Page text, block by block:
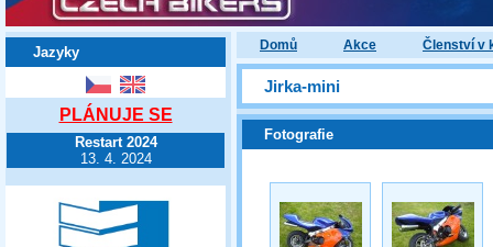
Domů Akce Členství v
Jazyky
PLÁNUJE SE
Restart 2024
13. 4. 2024
Jirka-mini
Fotografie